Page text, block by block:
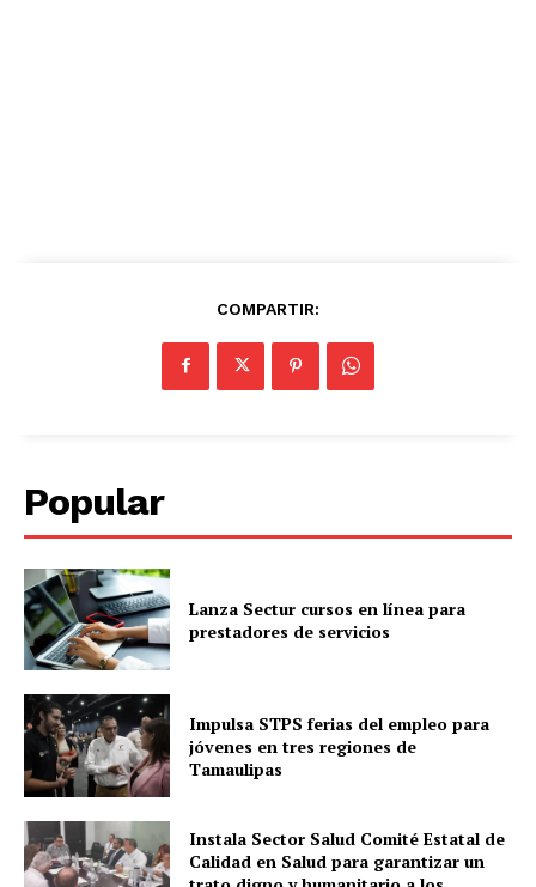
COMPARTIR:
Popular
Lanza Sectur cursos en línea para
prestadores de servicios
Impulsa STPS ferias del empleo para
jóvenes en tres regiones de
Tamaulipas
Instala Sector Salud Comité Estatal de
Calidad en Salud para garantizar un